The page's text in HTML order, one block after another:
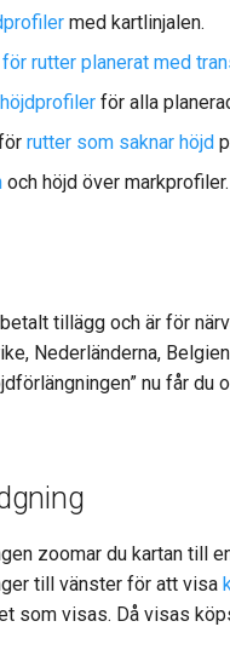
med kartlinjalen.
rutter planerat med
för alla
rutter som saknar höjd
och höjd över markprofiler.
tillägg och är för
Nederländerna,
nu får
zoomar du kartan till
till vänster för att visa
som visas. Då visas